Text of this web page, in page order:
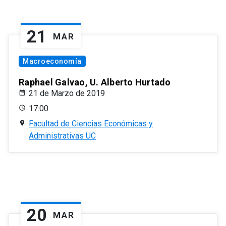
21 MAR
Macroeconomía
Raphael Galvao, U. Alberto Hurtado
21 de Marzo de 2019
17:00
Facultad de Ciencias Económicas y
Administrativas UC
20 MAR